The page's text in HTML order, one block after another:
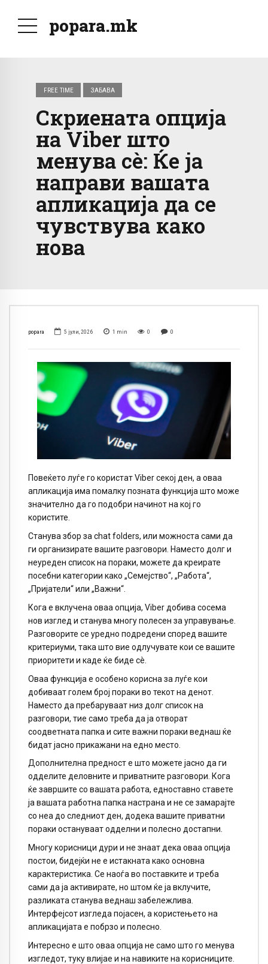
popara.mk
FREE TIME ЗАБАВА
Скриената опција
на Viber што
менува сè: Ќе ја
направи вашата
апликација да се
чувствува како
нова
popara 5 јули, 2026 1 min 0 0
Повеќето луѓе го користат Viber секој ден, а оваа
апликација има помалку позната функција што може
значително да го подобри начинот на кој го
користите.
Станува збор за chat folders, или можноста сами да
ги организирате вашите разговори. Наместо долг и
неуреден список на пораки, можете да креирате
посебни категории како „Семејство“, „Работа“,
„Пријатели“ или „Важни“.
Кога е вклучена оваа опција, Viber добива сосема
нов изглед и станува многу полесен за управување.
Разговорите се уредно подредени според вашите
критериуми, така што вие одлучувате кои се вашите
приоритети и каде ќе биде сè.
Оваа функција е особено корисна за луѓе кои
добиваат голем број пораки во текот на денот.
Наместо да пребаруваат низ долг список на
разговори, тие само треба да ја отворат
соодветната папка и сите важни пораки веднаш ќе
бидат јасно прикажани на едно место.
Дополнителна предност е што можете јасно да ги
одделите деловните и приватните разговори. Кога
ќе завршите со вашата работа, едноставно ставете
ја вашата работна папка настрана и не се замарајте
со неа до следниот ден, додека вашите приватни
пораки остануваат одделни и полесно достапни.
Многу корисници дури и не знаат дека оваа опција
постои, бидејќи не е истакната како основна
карактеристика. Се наоѓа во поставките и треба
сами да ја активирате, но штом ќе ја вклучите,
разликата станува веднаш забележлива.
Интерфејсот изгледа појасен, а користењето на
апликацијата е побрзо и полесно.
Интересно е што оваа опција не само што го менува
изгледот, туку влијае и на навиките на корисниците.